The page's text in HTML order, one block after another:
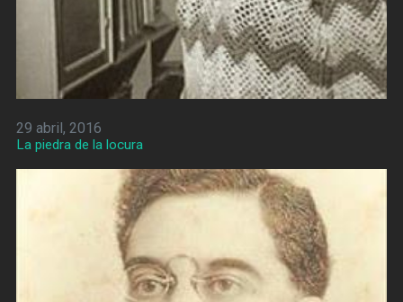
29 abril, 2016
La piedra de la locura